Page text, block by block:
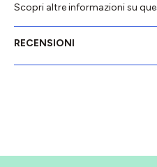
Scopri altre informazioni su
RECENSIONI